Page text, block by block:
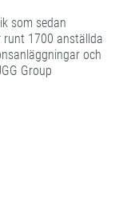
som sedan
runt 1700 anställda
och
Group